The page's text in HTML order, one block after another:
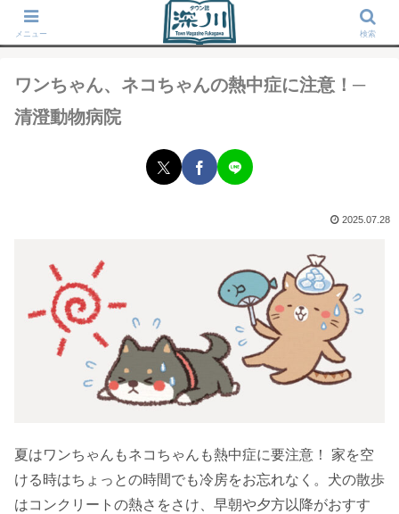
タウン誌「深川」が運営する東京深川の地域情報サイト
ワンちゃん、ネコちゃんの熱中症に注意！─
清澄動物病院
2025.07.28
夏はワンちゃんもネコちゃんも熱中症に要注意！ 家を空
ける時はちょっとの時間でも冷房をお忘れなく。犬の散歩
はコンクリートの熱さをさけ、早朝や夕方以降がおすす
メニュー 検索